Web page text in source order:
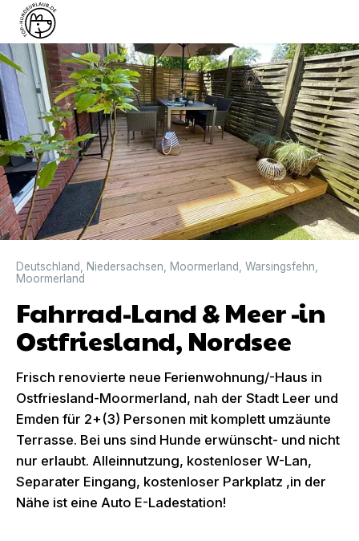
Deutschland Niedersachsen Moormerland Warsingsfehn
Moormerland
Fahrrad-Land & Meer -in
Ostfriesland, Nordsee
Frisch renovierte neue Ferienwohnung/-Haus in
Ostfriesland-Moormerland, nah der Stadt Leer und
Emden für 2+(3) Personen mit komplett umzäunte
Terrasse. Bei uns sind Hunde erwünscht- und nicht
nur erlaubt. Alleinnutzung, kostenloser W-Lan,
Separater Eingang, kostenloser Parkplatz ,in der
Nähe ist eine Auto E-Ladestation!